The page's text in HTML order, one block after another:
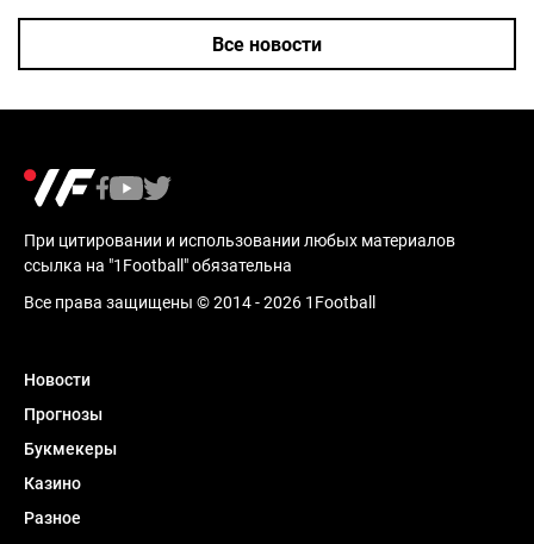
Все новости
При цитировании и использовании любых материалов
ссылка на "1Football" обязательна
Все права защищены © 2014 - 2026 1Football
Новости
Прогнозы
Букмекеры
Казино
Разное